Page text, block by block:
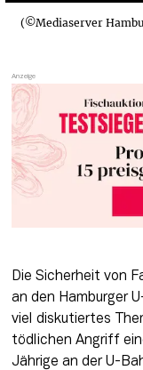
(©Mediaserver
Die Sicherheit von
an den Hamburger
viel diskutiertes
tödlichen Angriff
Jährige an der U-